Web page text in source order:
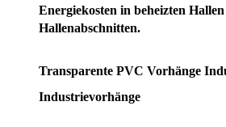
Energiekosten in beheizten
Hallenabschnitten.
Transparente PVC Vorhänge
Industrievorhänge